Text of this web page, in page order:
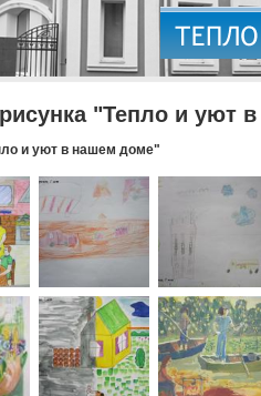
рисунка "Тепло и уют
и уют в нашем доме"